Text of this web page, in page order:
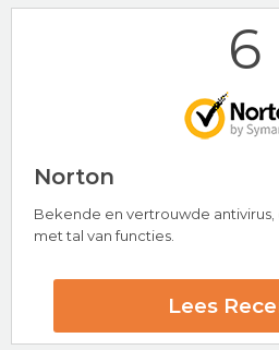
Bezoek nu
Hoogtepunten
6
Norton
Bekende en vertrouwde
met tal van functies.
Lees